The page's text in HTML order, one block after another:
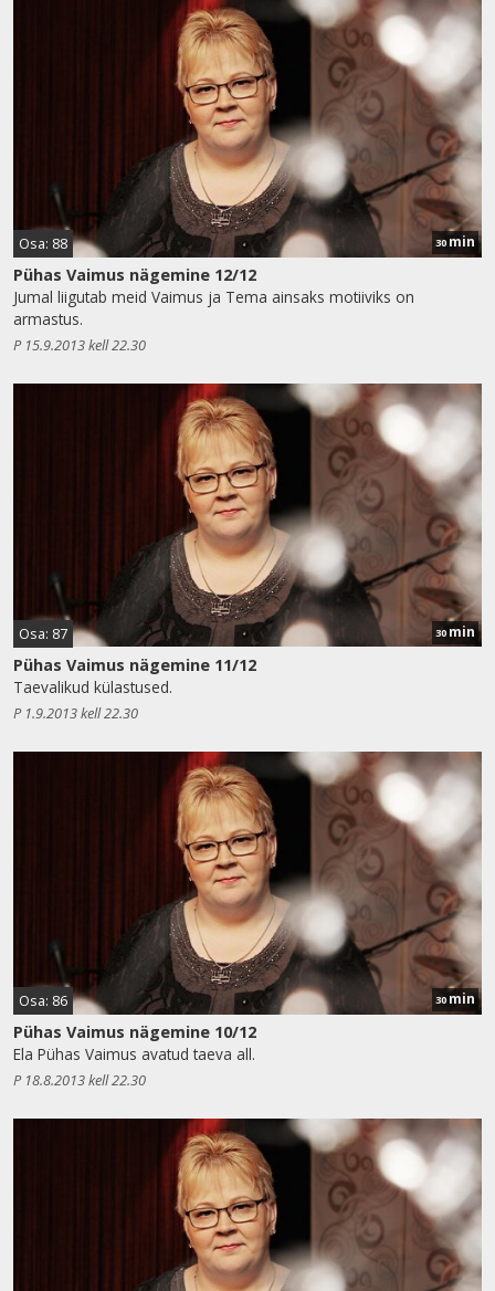
Osa: 88 30 min
Pühas Vaimus nägemine 12/12
Jumal liigutab meid Vaimus ja Tema ainsaks motiiviks on
armastus.
P 15.9.2013 kell 22.30
Osa: 87 30 min
Pühas Vaimus nägemine 11/12
Taevalikud külastused.
P 1.9.2013 kell 22.30
Osa: 86 30 min
Pühas Vaimus nägemine 10/12
Ela Pühas Vaimus avatud taeva all.
P 18.8.2013 kell 22.30